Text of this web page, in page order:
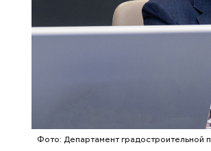
Фото: Департамент градостроительной
тротуары для прогулок,
приводит слова
градостроительной
ДЕПАРТАМЕНТ
ВЛАДИСЛАВ ОВЧИНСКИЙ
ЮГО-ВОСТОЧНЫЙ